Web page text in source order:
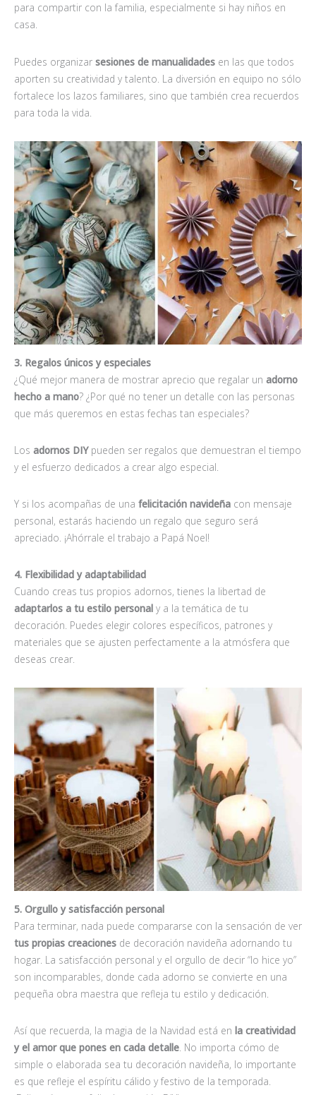
para compartir con la familia, especialmente si hay niños en
casa.
Puedes organizar sesiones de manualidades en las que todos
aporten su creatividad y talento. La diversión en equipo no sólo
fortalece los lazos familiares, sino que también crea recuerdos
para toda la vida.
3. Regalos únicos y especiales
¿Qué mejor manera de mostrar aprecio que regalar un adorno
hecho a mano? ¿Por qué no tener un detalle con las personas
que más queremos en estas fechas tan especiales?
Los adornos DIYpueden ser regalos que demuestran el tiempo
y el esfuerzo dedicados a crear algo especial.
Y si los acompañas de una felicitación navideña con mensaje
personal, estarás haciendo un regalo que seguro será
apreciado. ¡Ahórrale el trabajo a Papá Noel!
4. Flexibilidad y adaptabilidad
Cuando creas tus propios adornos, tienes la libertad de
adaptarlos a tu estilo personal y a la temática de tu
decoración. Puedes elegir colores específicos, patrones y
materiales que se ajusten perfectamente a la atmósfera que
deseas crear.
5. Orgullo y satisfacción personal
Para terminar, nada puede compararse con la sensación de ver
tus propias creaciones de decoración navideña adornando tu
hogar. La satisfacción personal y el orgullo de decir “lo hice yo”
son incomparables, donde cada adorno se convierte en una
pequeña obra maestra que refleja tu estilo y dedicación.
Así que recuerda, la magia de la Navidad está en la creatividad
y el amor que pones en cada detalle . No importa cómo de
simple o elaborada sea tu decoración navideña, lo importante
es que refleje el espíritu cálido y festivo de la temporada.